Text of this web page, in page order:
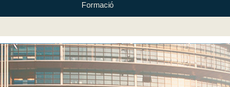
Formació